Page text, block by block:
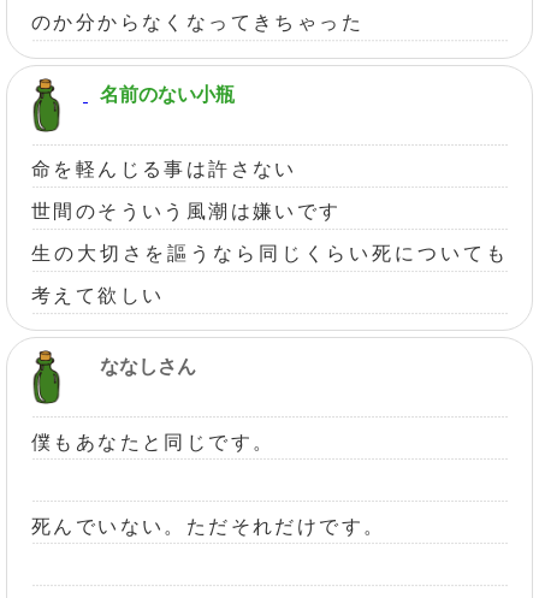
のか分からなくなってきちゃった
名前のない小瓶
命を軽んじる事は許さない
世間のそういう風潮は嫌いです
生の大切さを謳うなら同じくらい死についても
考えて欲しい
ななしさん
僕もあなたと同じです。
死んでいない。ただそれだけです。